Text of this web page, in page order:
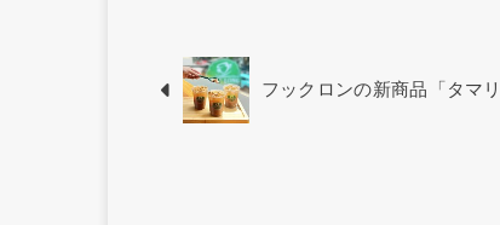
フックロンの新商品「タマ